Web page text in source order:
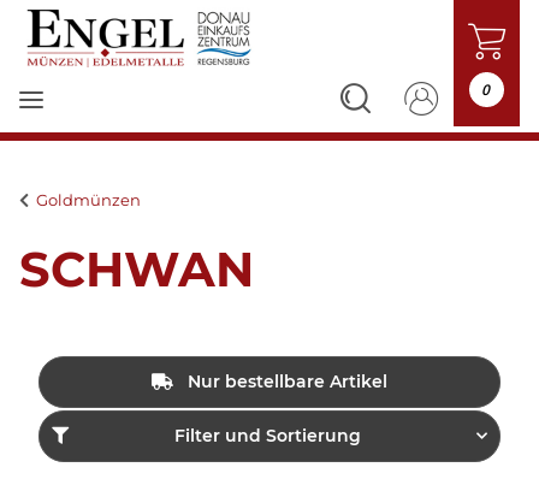
0
Goldmünzen
SCHWAN
Nur bestellbare Artikel
Filter und Sortierung